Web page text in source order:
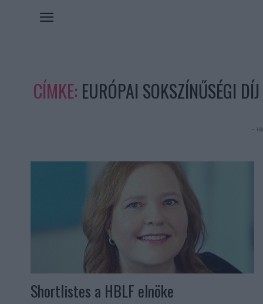
CÍMKE: EURÓPAI SOKSZÍNŰSÉGI DÍJ
-
Shortlistes a HBLF elnöke